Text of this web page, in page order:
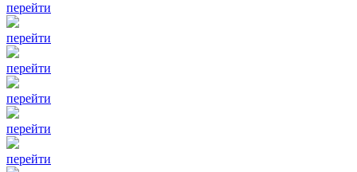
перейти
перейти
перейти
перейти
перейти
перейти